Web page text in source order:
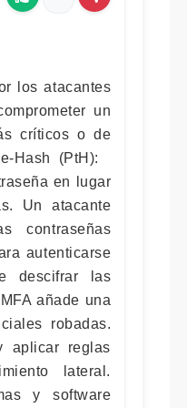
los atacantes
un
críticos o de
Hash (PtH):
en lugar
Un atacante
contraseñas
autenticarse
descifrar las
añade una
robadas.
reglas
lateral.
y software